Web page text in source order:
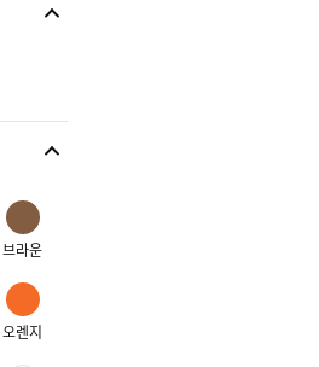
브라운
오렌지